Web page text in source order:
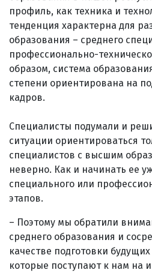
профиль, как техника и
тенденция характерна для
образования – среднего
профессионально-
образом, система
степени ориентирована на
кадров.
Специалисты подумали и
ситуации ориентироваться
специалистов с высшим
неверно. Как и начинать ее
специального или
этапов.
– Поэтому мы обратили
среднего образования и
качестве подготовки
которые поступают к нам на